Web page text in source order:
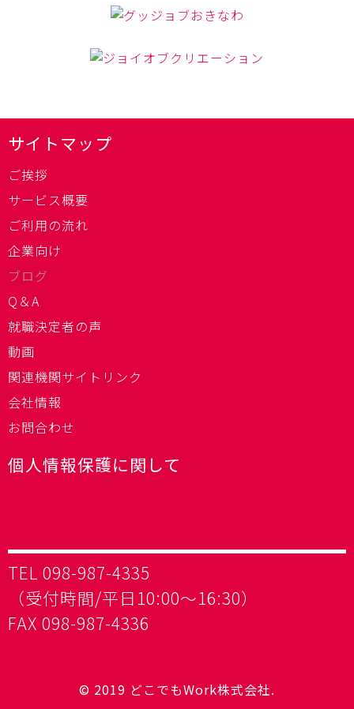
サイトマップ
ご挨拶
サービス概要
ご利用の流れ
企業向け
ブログ
Q＆A
就職決定者の声
動画
関連機関サイトリンク
会社情報
お問合わせ
個人情報保護に関して
TEL 098-987-4335
（受付時間/平日10:00～16:30）
FAX 098-987-4336
© 2019 どこでもWork株式会社.